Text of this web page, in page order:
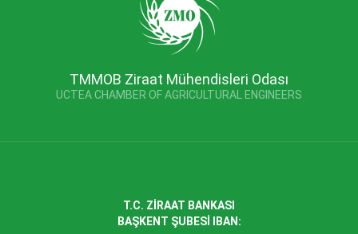
TMMOB Ziraat Mühendisleri Odası
UCTEA CHAMBER OF AGRICULTURAL ENGINEERS
T.C. ZİRAAT BANKASI
BAŞKENT ŞUBESİ IBAN: